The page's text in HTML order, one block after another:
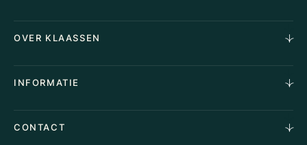
Aankoopopdracht
Stille verkoop
Taxaties
Advies
OVER KLAASSEN
Waarom Klaassen
Vacatures
INFORMATIE
CONTACT